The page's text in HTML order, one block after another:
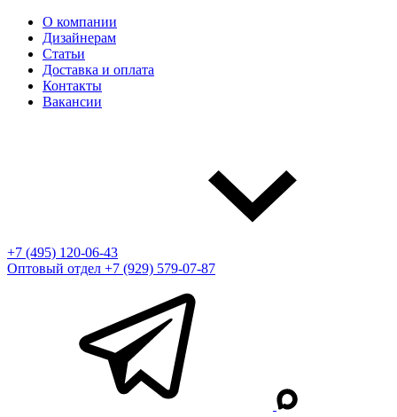
О компании
Дизайнерам
Статьи
Доставка и оплата
Контакты
Вакансии
+7 (495) 120-06-43
Оптовый отдел +7 (929) 579-07-87